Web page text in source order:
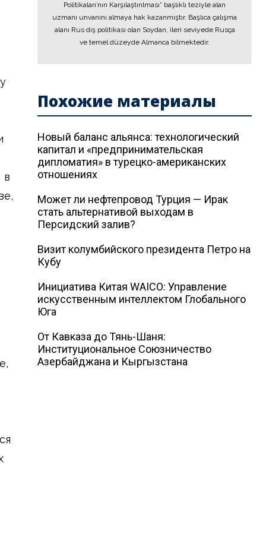
в
Politikaları’nın Karşılaştırılması” başlıklı teziyle alan
uzmanı unvanını almaya hak kazanmıştır. Başlıca çalışma
alanı Rus dış politikası olan Soydan, ileri seviyede Rusça
ve temel düzeyde Almanca bilmektedir.
Похожие материалы
Новый баланс альянса: технологический
капитал и «предпринимательская
дипломатия» в турецко-американских
отношениях
Может ли нефтепровод Турция — Ирак
стать альтернативой выходам в
Персидский залив?
Визит колумбийского президента Петро на
Кубу
Инициатива Китая WAICO: Управление
искусственным интеллектом Глобального
Юга
От Кавказа до Тянь-Шаня:
Институциональное Союзничество
Азербайджана и Кыргызстана